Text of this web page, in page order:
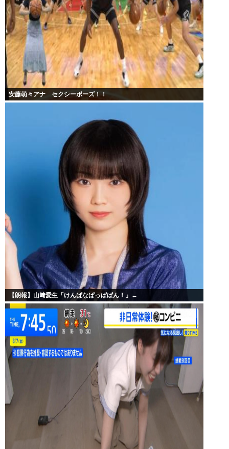
安藤萌々アナ セクシーポーズ！！
【朗報】山﨑愛生「けんぱなぱっぱぱん！」←